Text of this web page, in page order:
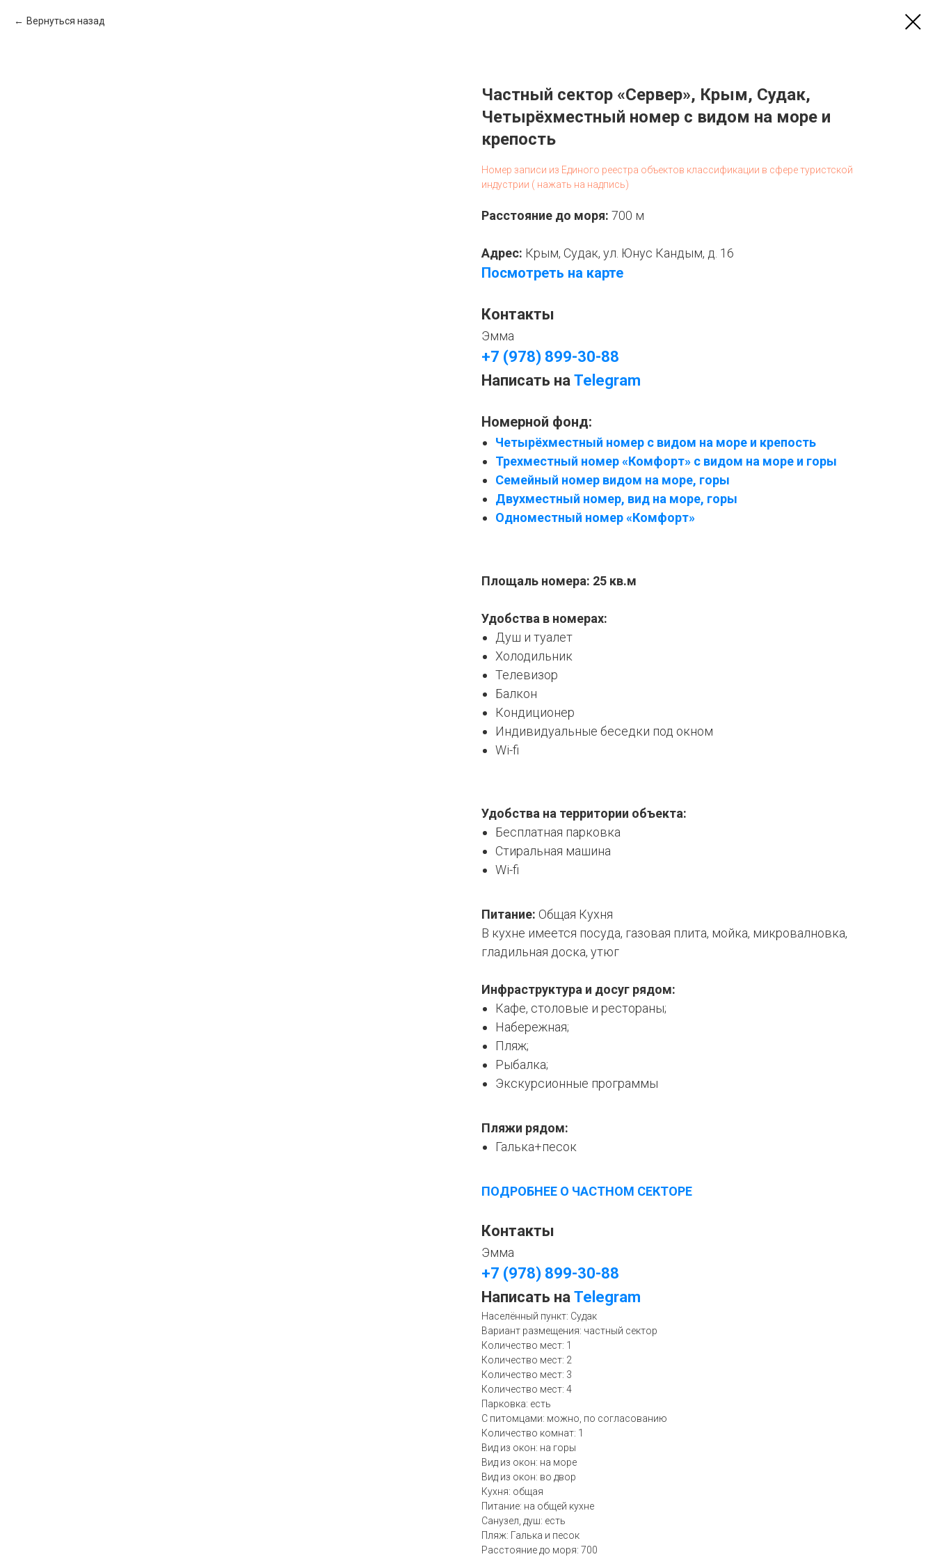
Вернуться назад
Частный сектор «Сервер», Крым, Судак,
Четырёхместный номер с видом на море и
крепость
Номер записи из Единого реестра объектов классификации в сфере туристской
индустрии ( нажать на надпись)
Расстояние до моря: 700 м
Адрес: Крым, Судак, ул. Юнус Кандым, д. 16
Посмотреть на карте
Контакты
Эмма
+7 (978) 899-30-88
Написать на Telegram
Номерной фонд:
Четырёхместный номер с видом на море и крепость
Трехместный номер «Комфорт» с видом на море и горы
Семейный номер видом на море, горы
Двухместный номер, вид на море, горы
Одноместный номер «Комфорт»
Площаль номера: 25 кв.м
Удобства в номерах:
Душ и туалет
Холодильник
Телевизор
Балкон
Кондиционер
Индивидуальные беседки под окном
Wi-fi
Удобства на территории объекта:
Бесплатная парковка
Стиральная машина
Wi-fi
Питание: Общая Кухня
В кухне имеется посуда, газовая плита, мойка, микровалновка,
гладильная доска, утюг
Инфраструктура и досуг рядом:
Кафе, столовые и рестораны;
Набережная;
Пляж;
Рыбалка;
Экскурсионные программы
Пляжи рядом:
Галька+песок
ПОДРОБНЕЕ О ЧАСТНОМ СЕКТОРЕ
Контакты
Эмма
+7 (978) 899-30-88
Написать на Telegram
Населённый пункт: Судак
Вариант размещения: частный сектор
Количество мест: 1
Количество мест: 2
Количество мест: 3
Количество мест: 4
Парковка: есть
С питомцами: можно, по согласованию
Количество комнат: 1
Вид из окон: на горы
Вид из окон: на море
Вид из окон: во двор
Кухня: общая
Питание: на общей кухне
Санузел, душ: есть
Пляж: Галька и песок
Расстояние до моря: 700